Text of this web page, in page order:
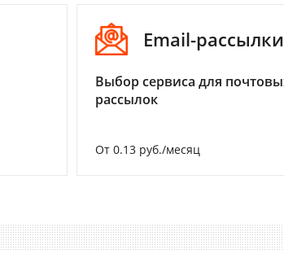
Email-рассылки
Выбор сервиса для
рассылок
От 0.13 руб./месяц